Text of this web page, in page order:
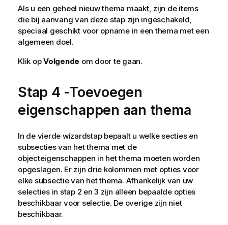
Als u een geheel nieuw thema maakt, zijn de items
die bij aanvang van deze stap zijn ingeschakeld,
speciaal geschikt voor opname in een thema met een
algemeen doel.
Klik opVolgende om door te gaan.
Stap 4 -Toevoegen
eigenschappen aan thema
In de vierde wizardstap bepaalt u welke secties en
subsecties van het thema met de
objecteigenschappen in het thema moeten worden
opgeslagen. Er zijn drie kolommen met opties voor
elke subsectie van het thema. Afhankelijk van uw
selecties in stap 2 en 3 zijn alleen bepaalde opties
beschikbaar voor selectie. De overige zijn niet
beschikbaar.